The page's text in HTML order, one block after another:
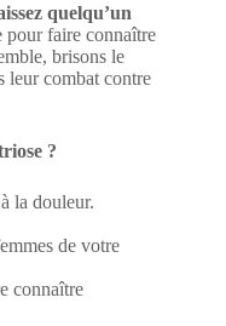
quelqu’un
pour faire connaître
brisons le
leur combat contre
?
la douleur.
de votre
connaître